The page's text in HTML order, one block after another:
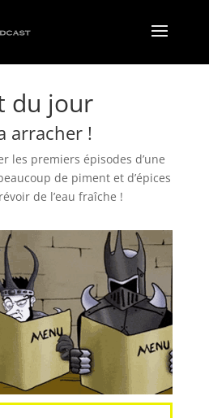
du jour
arracher !
les premiers épisodes d’une
de piment et d’épices
de l’eau fraîche !